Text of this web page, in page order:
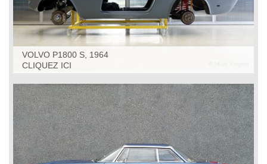
VOLVO P1800 S, 1964
CLIQUEZ ICI